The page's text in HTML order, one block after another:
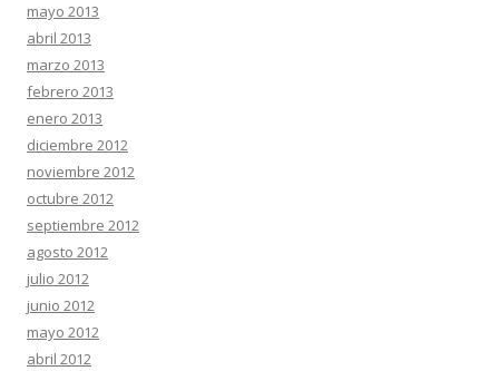
mayo 2013
abril 2013
marzo 2013
febrero 2013
enero 2013
diciembre 2012
noviembre 2012
octubre 2012
septiembre 2012
agosto 2012
julio 2012
junio 2012
mayo 2012
abril 2012